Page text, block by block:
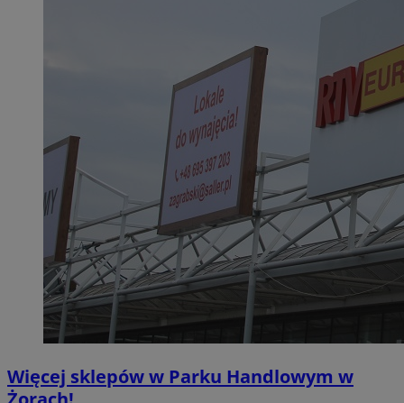
Więcej sklepów w Parku Handlowym w